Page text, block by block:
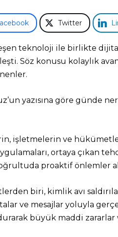
Twitter
teknoloji ile birlikte
Söz konusu kolaylık
yazısına göre günde
işletmelerin ve
ortaya çıkan
proaktif önlemler
biri, kimlik avı
ve mesajlar yoluyla
büyük maddi zararlar